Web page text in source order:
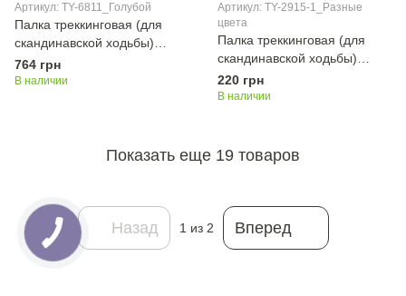
Артикул: TY-6811_Голубой
Палка треккинговая (для
скандинавской ходьбы)
(1шт) SP-Sport TY-6811
Голубой PAMASE (carbon, 3
764 грн
В наличии
Артикул: TY-2915-1_Разные
цвета
Палка треккинговая (для
скандинавской ходьбы)
(1шт) SP-Sport TY-2915-1
Разные цвета ENERGIA
220 грн
В наличии
Показать еще 19 товаров
Назад 1 из 2 Вперед